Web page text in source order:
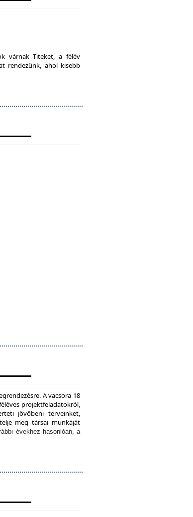
várnak Titeket, a félév
rendezünk, ahol kisebb
A vacsora 18
projektfeladatokról,
jövőbeni terveinket,
meg társai munkáját
évekhez hasonlóan, a